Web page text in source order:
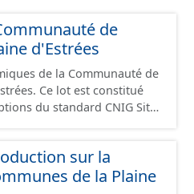
de
d'Estrées
de la Communauté de
Ce lot est constitué
du standard CNIG Sites
sur la
de la Plaine